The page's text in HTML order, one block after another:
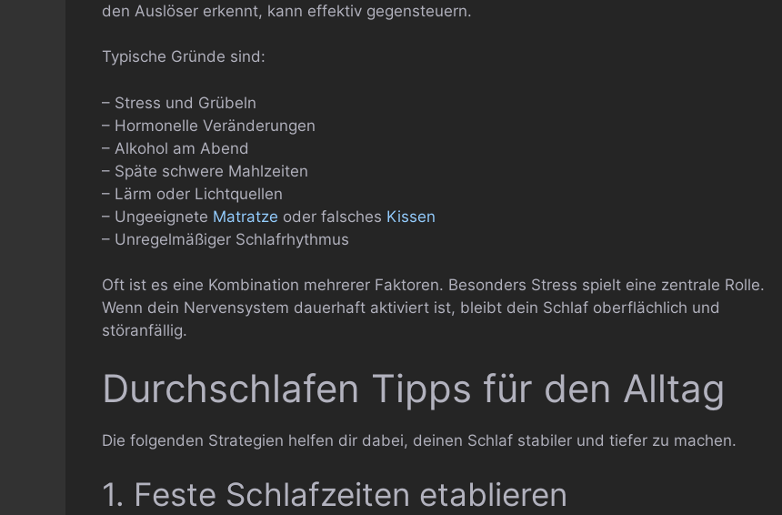
den Auslöser erkennt, kann effektiv gegensteuern.
Typische Gründe sind:
– Stress und Grübeln
– Hormonelle Veränderungen
– Alkohol am Abend
– Späte schwere Mahlzeiten
– Lärm oder Lichtquellen
– Ungeeignete Matratze oder falsches Kissen
– Unregelmäßiger Schlafrhythmus
Oft ist es eine Kombination mehrerer Faktoren. Besonders Stress spielt eine zentrale Rolle.
Wenn dein Nervensystem dauerhaft aktiviert ist, bleibt dein Schlaf oberflächlich und
störanfällig.
Durchschlafen Tipps für den Alltag
Die folgenden Strategien helfen dir dabei, deinen Schlaf stabiler und tiefer zu machen.
1. Feste Schlafzeiten etablieren